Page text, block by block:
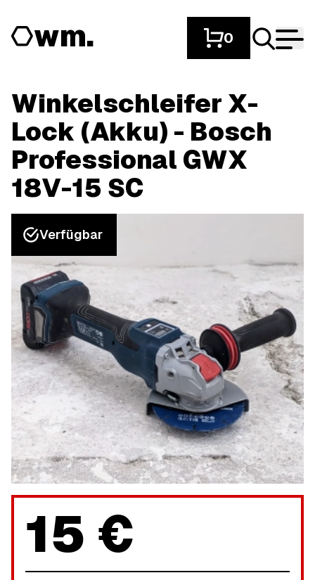
wm. 0
Winkelschleifer X-
Lock (Akku) - Bosch
Professional GWX
18V-15 SC
Verfügbar
15 €